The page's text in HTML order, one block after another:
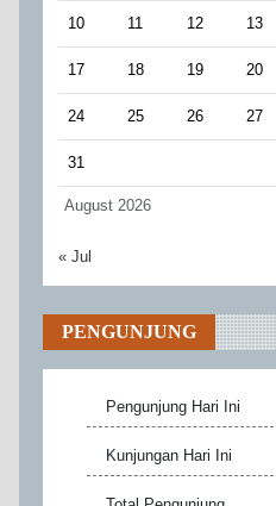
August 2026
10 11 12 13
17 18 19 20
24 25 26 27
31
« Jul
PENGUNJUNG
Pengunjung Hari Ini
Kunjungan Hari Ini